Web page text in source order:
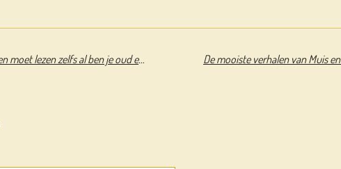
Waarom je kinderboeken moet lezen zelfs al ben je oud en wijs - Katherine Rundell